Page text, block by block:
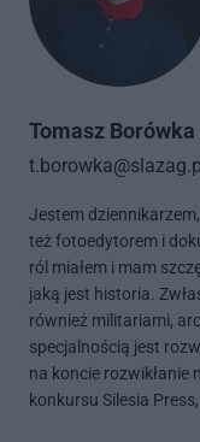
Tomasz Borówka
Jestem
też fotoedytorem i
ról miałem i mam
jaką jest historia.
również militariami,
specjalnością jest
na koncie rozwikłanie
konkursu Silesia